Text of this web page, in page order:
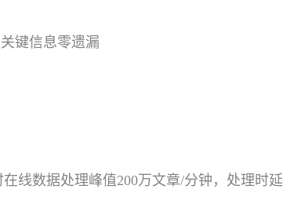
键信息零遗漏
线数据处理峰值200万文章/分钟，处理时